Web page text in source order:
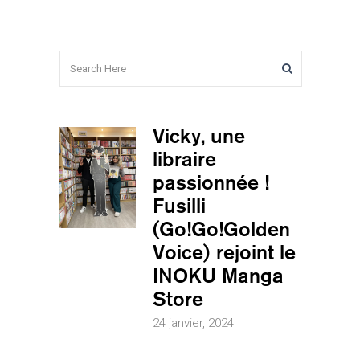
Vicky, une
libraire
passionnée !
Fusilli
(Go!Go!Golden
Voice) rejoint le
INOKU Manga
Store
24 janvier, 2024